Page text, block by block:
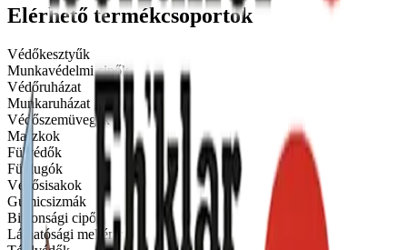
Elérhető termékcsoportok
Védőkesztyűk
Munkavédelmi cipők
Védőruházat
Munkaruházat
Védőszemüvegek
Maszkok
Fülvédők
Füldugók
Védősisakok
Gumicsizmák
Biztonsági cipők
Láthatósági mellény